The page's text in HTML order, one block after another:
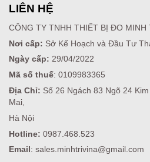
LIÊN HỆ
CÔNG TY TNHH THIẾT BỊ ĐO MINH
Nơi cấp: Sở Kế Hoạch và Đầu Tư
Ngày cấp: 29/04/2022
Mã số thuế: 0109983365
Địa Chỉ: Số 26 Ngách 83 Ngõ 24
Mai,
Hà Nội
Hotline: 0987.468.523
Email : sales.minhtrivina@gmail.com